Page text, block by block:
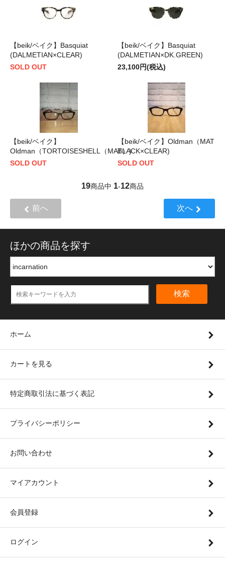
【beik/ベイク】Basquiat
(DALMETIAN×CLEAR)
SOLD OUT
【beik/ベイク】Basquiat
(DALMETIAN×DK.GREEN)
23,100円(税込)
【beik/ベイク】
Oldman（TORTOISESHELL（MAT）)
SOLD OUT
【beik/ベイク】Oldman（MAT
BLACK×CLEAR)
SOLD OUT
19商品中 1-12商品
前へ 次へ
ほかの商品を探す
検索
ホーム
カートを見る
特定商取引法に基づく表記
プライバシーポリシー
お問い合わせ
マイアカウント
会員登録
ログイン